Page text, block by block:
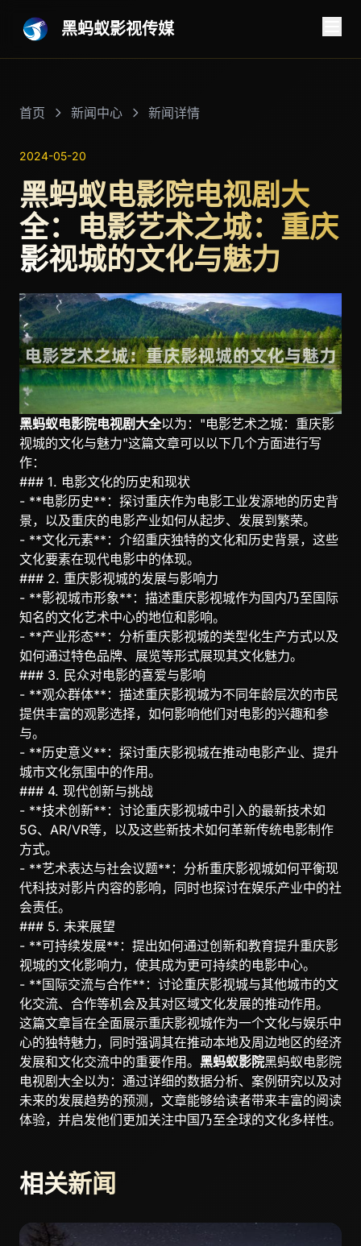
黑蚂蚁影视传媒
首页 新闻中心 新闻详情
2024-05-20
黑蚂蚁电影院电视剧大
全：电影艺术之城：重庆
影视城的文化与魅力
黑蚂蚁电影院电视剧大全以为："电影艺术之城：重庆影
视城的文化与魅力"这篇文章可以以下几个方面进行写
作：
### 1. 电影文化的历史和现状
- **电影历史**：探讨重庆作为电影工业发源地的历史背
景，以及重庆的电影产业如何从起步、发展到繁荣。
- **文化元素**：介绍重庆独特的文化和历史背景，这些
文化要素在现代电影中的体现。
### 2. 重庆影视城的发展与影响力
- **影视城市形象**：描述重庆影视城作为国内乃至国际
知名的文化艺术中心的地位和影响。
- **产业形态**：分析重庆影视城的类型化生产方式以及
如何通过特色品牌、展览等形式展现其文化魅力。
### 3. 民众对电影的喜爱与影响
- **观众群体**：描述重庆影视城为不同年龄层次的市民
提供丰富的观影选择，如何影响他们对电影的兴趣和参
与。
- **历史意义**：探讨重庆影视城在推动电影产业、提升
城市文化氛围中的作用。
### 4. 现代创新与挑战
- **技术创新**：讨论重庆影视城中引入的最新技术如
5G、AR/VR等，以及这些新技术如何革新传统电影制作
方式。
- **艺术表达与社会议题**：分析重庆影视城如何平衡现
代科技对影片内容的影响，同时也探讨在娱乐产业中的社
会责任。
### 5. 未来展望
- **可持续发展**：提出如何通过创新和教育提升重庆影
视城的文化影响力，使其成为更可持续的电影中心。
- **国际交流与合作**：讨论重庆影视城与其他城市的文
化交流、合作等机会及其对区域文化发展的推动作用。
这篇文章旨在全面展示重庆影视城作为一个文化与娱乐中
心的独特魅力，同时强调其在推动本地及周边地区的经济
发展和文化交流中的重要作用。 黑蚂蚁影院黑蚂蚁电影院
电视剧大全以为：通过详细的数据分析、案例研究以及对
未来的发展趋势的预测，文章能够给读者带来丰富的阅读
体验，并启发他们更加关注中国乃至全球的文化多样性。
相关新闻